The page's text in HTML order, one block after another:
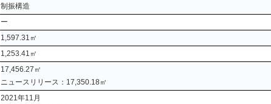
制振構造
ー
1,597.31㎡
1,253.41㎡
17,456.27㎡
ニュースリリース：17,350.18㎡
2021年11月